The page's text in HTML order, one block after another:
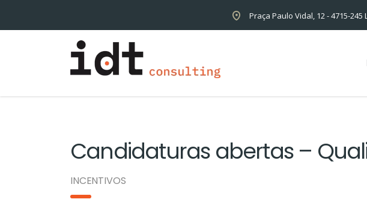
Praça Paulo Vidal, 12 - 4715-245
Candidaturas abertas –
INCENTIVOS